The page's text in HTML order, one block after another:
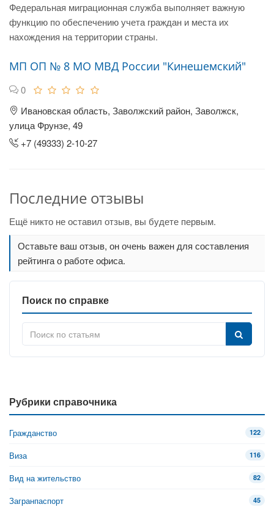
Федеральная миграционная служба выполняет важную
функцию по обеспечению учета граждан и места их
нахождения на территории страны.
МП ОП № 8 МО МВД России "Кинешемский"
0
Ивановская область, Заволжский район, Заволжск,
улица Фрунзе, 49
+7 (49333) 2-10-27
Последние отзывы
Ещё никто не оставил отзыв, вы будете первым.
Оставьте ваш отзыв, он очень важен для составления
рейтинга о работе офиса.
Поиск по справке
Рубрики справочника
Гражданство 122
Виза 116
Вид на жительство 82
Загранпаспорт 45